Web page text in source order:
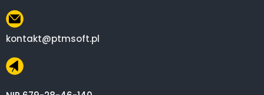
kontakt@ptmsoft.pl